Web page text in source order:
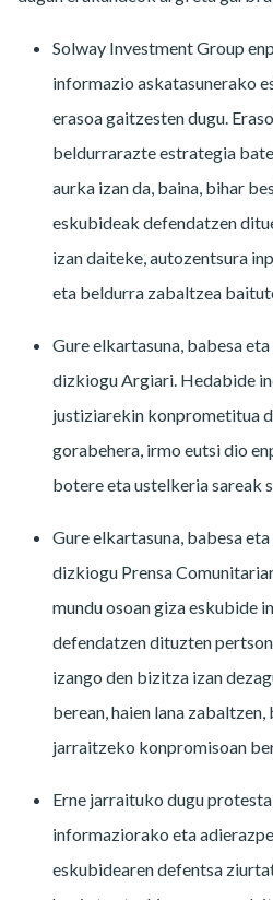
Solway Investment Group
informazio askatasunerako
erasoa gaitzesten dugu.
beldurrarazte estrategia
aurka izan da, baina, bihar
eskubideak defendatzen
izan daiteke, autozentsura
eta beldurra zabaltzea
Gure elkartasuna, babesa
dizkiogu Argiari. Hedabide
justiziarekin konprometitua
gorabehera, irmo eutsi dio
botere eta ustelkeria sareak
Gure elkartasuna, babesa
dizkiogu Prensa
mundu osoan giza eskubide
defendatzen dituzten
izango den bizitza izan
berean, haien lana
jarraitzeko konpromisoan
Erne jarraituko dugu
informaziorako eta
eskubidearen defentsa